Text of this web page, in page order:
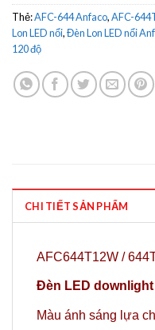
Thẻ:AFC-644 Anfaco,AFC-
Lon LED nổi,Đèn Lon LED nổi
120 độ
CHI TIẾT SẢN PHẨM
AFC644T12W /
Đèn LED downlight
Màu ánh sáng lựa